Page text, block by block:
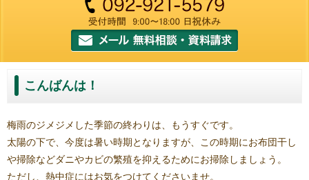
こんばんは！
梅雨のジメジメした季節の終わりは、もうすぐです。
太陽の下で、今度は暑い時期となりますが、この時期にお布団干し
や掃除などダニやカビの繁殖を抑えるためにお掃除しましょう。
ただし、熱中症にはお気をつけてくださいませ。